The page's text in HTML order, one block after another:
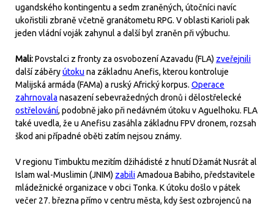
ugandského kontingentu a sedm zraněných, útočníci navíc
ukořistili zbraně včetně granátometu RPG. V oblasti Karioli pak
jeden vládní voják zahynul a další byl zraněn při výbuchu.
Mali:Povstalci z fronty za osvobození Azavadu (FLA) zveřejnili
další záběryútoku na základnu Anefis, kterou kontroluje
Malijská armáda (FAMa) a ruský Africký korpus. Operace
zahrnovala nasazení sebevražedných dronů i dělostřelecké
ostřelování, podobně jako při nedávném útoku v Aguelhoku. FLA
také uvedla, že u Anefisu zasáhla základnu FPV dronem, rozsah
škod ani případné oběti zatím nejsou známy.
V regionu Timbuktu mezitím džihádisté z hnutí Džamát Nusrát al
Islam wal-Muslimin (JNIM) zabiliAmadoua Babiho, představitele
mládežnické organizace v obci Tonka. K útoku došlo v pátek
večer 27. března přímo v centru města, kdy šest ozbrojenců na